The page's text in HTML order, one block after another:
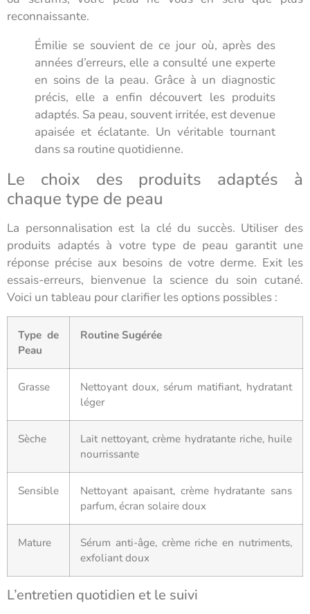
reconnaissante.
Émilie se souvient de ce jour où, après des
années d’erreurs, elle a consulté une experte
en soins de la peau. Grâce à un diagnostic
précis, elle a enfin découvert les produits
adaptés. Sa peau, souvent irritée, est devenue
apaisée et éclatante. Un véritable tournant
dans sa routine quotidienne.
Le choix des produits adaptés à
chaque type de peau
La personnalisation est la clé du succès. Utiliser des
produits adaptés à votre type de peau garantit une
réponse précise aux besoins de votre derme. Exit les
essais-erreurs, bienvenue la science du soin cutané.
Voici un tableau pour clarifier les options possibles :
Type de
Peau
Routine Sugérée
Grasse
Nettoyant doux, sérum matifiant, hydratant
léger
Sèche
Lait nettoyant, crème hydratante riche, huile
nourrissante
Sensible
Nettoyant apaisant, crème hydratante sans
parfum, écran solaire doux
Mature
Sérum anti-âge, crème riche en nutriments,
exfoliant doux
L’entretien quotidien et le suivi